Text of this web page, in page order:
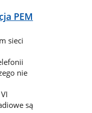
PEM
sieci
nie
są